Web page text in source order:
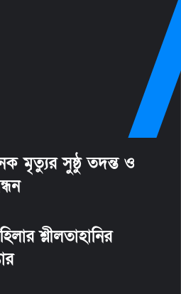
মৃত্যুর সুষ্ঠু তদন্ত ও
শ্লীলতাহানির